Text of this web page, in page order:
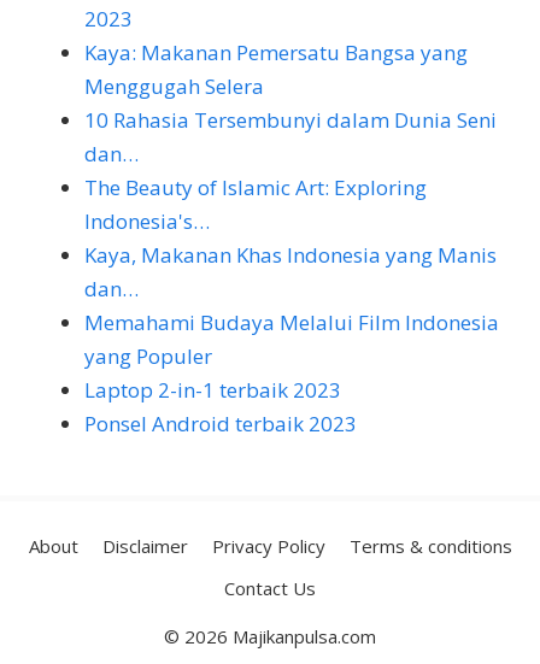
2023
Kaya: Makanan Pemersatu Bangsa yang
Menggugah Selera
10 Rahasia Tersembunyi dalam Dunia Seni
dan…
The Beauty of Islamic Art: Exploring
Indonesia's…
Kaya, Makanan Khas Indonesia yang Manis
dan…
Memahami Budaya Melalui Film Indonesia
yang Populer
Laptop 2-in-1 terbaik 2023
Ponsel Android terbaik 2023
About Disclaimer Privacy Policy
Terms & conditions
Contact Us
© 2026 Majikanpulsa.com